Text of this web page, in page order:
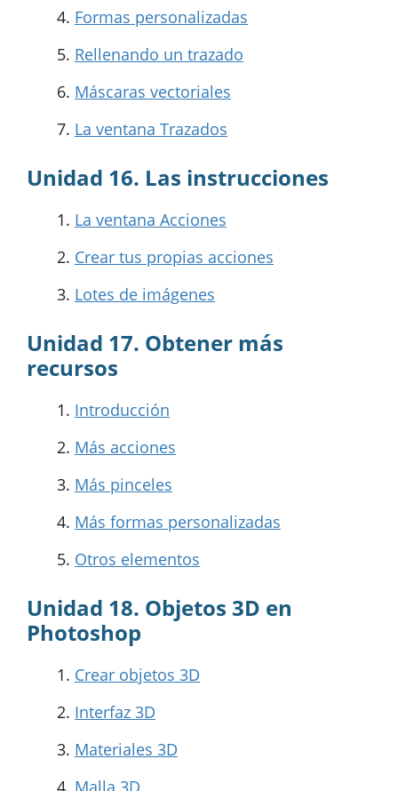
Formas personalizadas
Rellenando un trazado
Máscaras vectoriales
La ventana Trazados
Unidad 16. Las instrucciones
La ventana Acciones
Crear tus propias acciones
Lotes de imágenes
Unidad 17. Obtener más
recursos
Introducción
Más acciones
Más pinceles
Más formas personalizadas
Otros elementos
Unidad 18. Objetos 3D en
Photoshop
Crear objetos 3D
Interfaz 3D
Materiales 3D
Malla 3D